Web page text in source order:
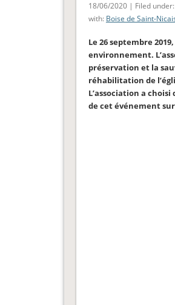
18/06/2020 | Filed under:
with: Boise de Saint-
Le 26 septembre
environnement.
préservation et la
réhabilitation de
L’association a
de cet événement